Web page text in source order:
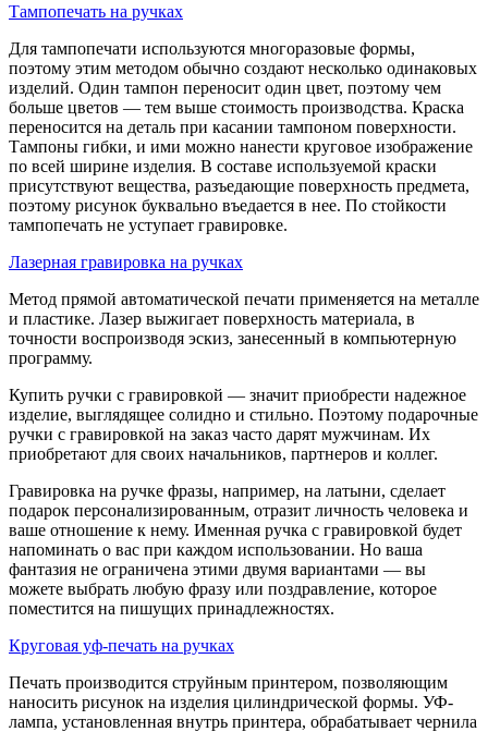
Тампопечать на ручках
Для тампопечати используются многоразовые формы,
поэтому этим методом обычно создают несколько одинаковых
изделий. Один тампон переносит один цвет, поэтому чем
больше цветов — тем выше стоимость производства. Краска
переносится на деталь при касании тампоном поверхности.
Тампоны гибки, и ими можно нанести круговое изображение
по всей ширине изделия. В составе используемой краски
присутствуют вещества, разъедающие поверхность предмета,
поэтому рисунок буквально въедается в нее. По стойкости
тампопечать не уступает гравировке.
Лазерная гравировка на ручках
Метод прямой автоматической печати применяется на металле
и пластике. Лазер выжигает поверхность материала, в
точности воспроизводя эскиз, занесенный в компьютерную
программу.
Купить ручки с гравировкой — значит приобрести надежное
изделие, выглядящее солидно и стильно. Поэтому подарочные
ручки с гравировкой на заказ часто дарят мужчинам. Их
приобретают для своих начальников, партнеров и коллег.
Гравировка на ручке фразы, например, на латыни, сделает
подарок персонализированным, отразит личность человека и
ваше отношение к нему. Именная ручка с гравировкой будет
напоминать о вас при каждом использовании. Но ваша
фантазия не ограничена этими двумя вариантами — вы
можете выбрать любую фразу или поздравление, которое
поместится на пишущих принадлежностях.
Круговая уф-печать на ручках
Печать производится струйным принтером, позволяющим
наносить рисунок на изделия цилиндрической формы. УФ-
лампа, установленная внутрь принтера, обрабатывает чернила